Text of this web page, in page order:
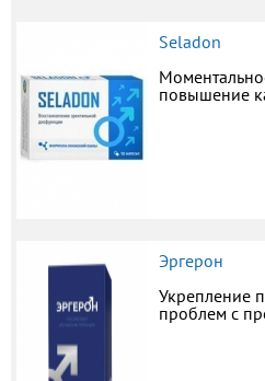
Seladon
повышение
Эргерон
Укрепление
проблем с